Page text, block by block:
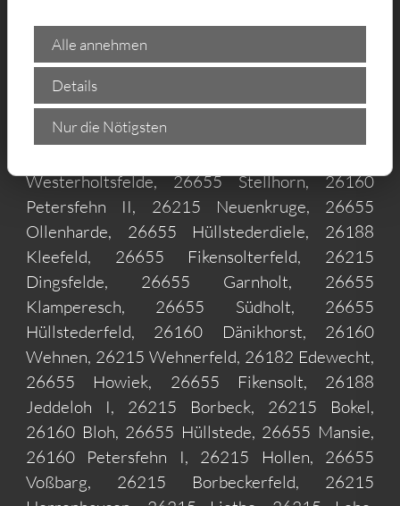
26160 Bloh-Süd, 26160 Kayhausen, 26160
Helle, 26160 Elmendorf, 26160 Specken,
26160 Aschhausen, 26215 Gristede, 26160
Kayhauserfeld, 26160 Ekern, 26160 Ohrwege,
26188 Portsloge, 26215 Mansholt, 26655
Westerholtsfelde, 26655 Stellhorn, 26160
Petersfehn II, 26215 Neuenkruge, 26655
Ollenharde, 26655 Hüllstederdiele, 26188
Kleefeld, 26655 Fikensolterfeld, 26215
Dingsfelde, 26655 Garnholt, 26655
Klamperesch, 26655 Südholt, 26655
Hüllstederfeld, 26160 Dänikhorst, 26160
Wehnen, 26215 Wehnerfeld, 26182 Edewecht,
26655 Howiek, 26655 Fikensolt, 26188
Jeddeloh I, 26215 Borbeck, 26215 Bokel,
26160 Bloh, 26655 Hüllstede, 26655 Mansie,
26160 Petersfehn I, 26215 Hollen, 26655
Voßbarg, 26215 Borbeckerfeld, 26215
Alle annehmen
Details
Nur die Nötigsten